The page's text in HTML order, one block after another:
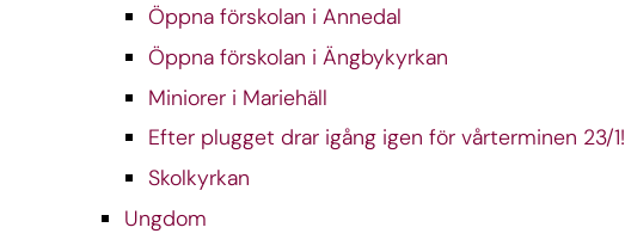
Öppna förskolan i Annedal
Öppna förskolan i Ängbykyrkan
Miniorer i Mariehäll
Efter plugget drar igång igen för vårterminen 23/1!
Skolkyrkan
Ungdom